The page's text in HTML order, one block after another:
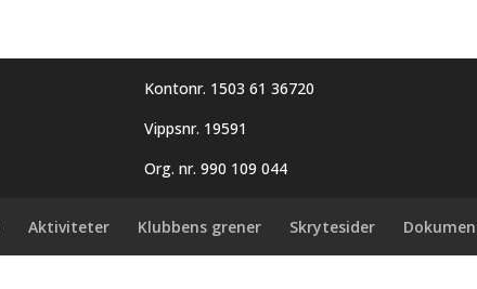
Kontonr. 1503 61 36720
Vippsnr. 19591
Org. nr. 990 109 044
Aktiviteter Klubbens grener Skrytesider